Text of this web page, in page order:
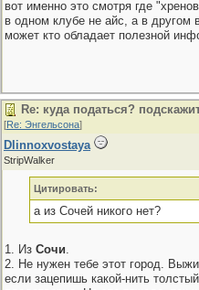
вот именно это смотря где
в одном клубе не айс, а в другом
может кто обладает полезной
Re: куда податься?
[Re: Энгельсона]
Dlinnoxvostaya
StripWalker
Цитировать:
а из Сочей никого нет?
1. Из Сочи.
2. Не нужен тебе этот город.
если зацепишь какой-нить